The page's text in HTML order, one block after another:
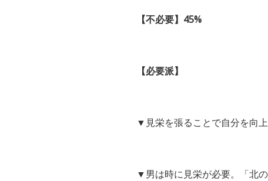
【不必要】45%
【必要派】
▼見栄を張ることで自分を向
▼男は時に見栄が必要。「北